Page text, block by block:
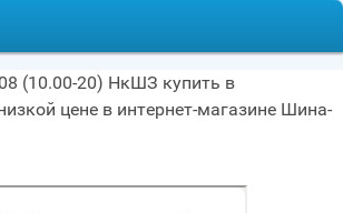
(10.00-20) НкШЗ купить в
цене в интернет-магазине Шина-